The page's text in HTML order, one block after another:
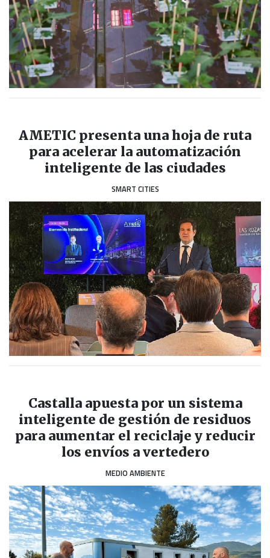
AMETIC presenta una hoja de ruta
para acelerar la automatización
inteligente de las ciudades
SMART CITIES
Castalla apuesta por un sistema
inteligente de gestión de residuos
para aumentar el reciclaje y reducir
los envíos a vertedero
MEDIO AMBIENTE